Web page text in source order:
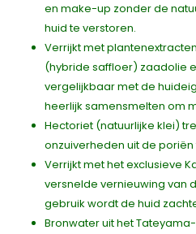
en make-up zonder de
huid te verstoren.
Verrijkt met
(hybride saffloer) zaadolie
vergelijkbaar met de
heerlijk samensmelten om
Hectoriet (natuurlijke klei)
onzuiverheden uit de poriën
Verrijkt met het exclusieve
versnelde vernieuwing van
gebruik wordt de huid
Bronwater uit het